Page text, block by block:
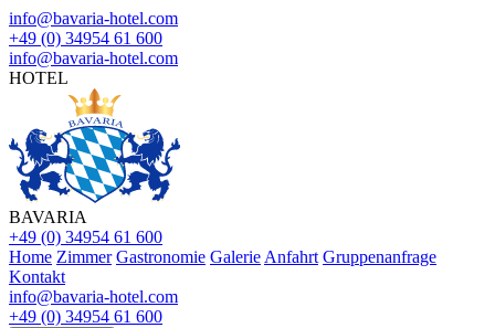
info@bavaria-hotel.com
+49 (0) 34954 61 600
info@bavaria-hotel.com
HOTEL
BAVARIA
+49 (0) 34954 61 600
Home Zimmer Gastronomie Galerie Anfahrt Gruppenanfrage
Kontakt
info@bavaria-hotel.com
+49 (0) 34954 61 600